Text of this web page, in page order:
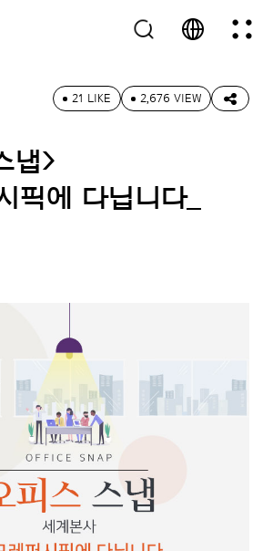
21 LIKE 2,676 VIEW
냅>
픽에 다닙니다_